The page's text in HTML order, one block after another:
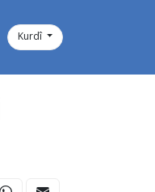
Kurdî